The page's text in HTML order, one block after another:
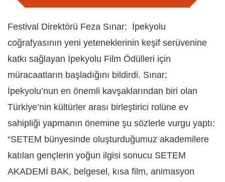
Festival Direktörü Feza Sınar; İpekyolu
coğrafyasının yeni yeteneklerinin keşif serüvenine
katkı sağlayan İpekyolu Film Ödülleri için
müracaatların başladığını bildirdi. Sınar;
İpekyolu’nun en önemli kavşaklarından biri olan
Türkiye’nin kültürler arası birleştirici rolüne ev
sahipliği yapmanın önemine şu sözlerle vurgu yaptı:
“SETEM bünyesinde oluşturduğumuz akademilere
katılan gençlerin yoğun ilgisi sonucu SETEM
AKADEMİ BAK, belgesel, kısa film, animasyon